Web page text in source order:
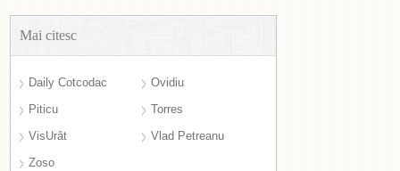
Mai citesc
Daily Cotcodac
Ovidiu
Piticu
Torres
VisUrât
Vlad Petreanu
Zoso